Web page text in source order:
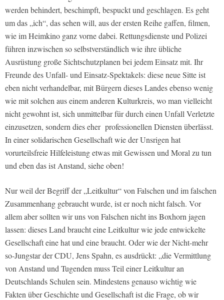
werden behindert, beschimpft, bespuckt und geschlagen. Es geht
um das „ich“, das sehen will, aus der ersten Reihe gaffen, filmen,
wie im Heimkino ganz vorne dabei. Rettungsdienste und Polizei
führen inzwischen so selbstverständlich wie ihre übliche
Ausrüstung große Sichtschutzplanen bei jedem Einsatz mit. Ihr
Freunde des Unfall- und Einsatz-Spektakels: diese neue Sitte ist
eben nicht verhandelbar, mit Bürgern dieses Landes ebenso wenig
wie mit solchen aus einem anderen Kulturkreis, wo man vielleicht
nicht gewohnt ist, sich unmittelbar für durch einen Unfall Verletzte
einzusetzen, sondern dies eher professionellen Diensten überlässt.
In einer solidarischen Gesellschaft wie der Unsrigen hat
vorurteilsfreie Hilfeleistung etwas mit Gewissen und Moral zu tun
und eben das ist Anstand, siehe oben!
Nur weil der Begriff der „Leitkultur“ von Falschen und im falschen
Zusammenhang gebraucht wurde, ist er noch nicht falsch. Vor
allem aber sollten wir uns von Falschen nicht ins Boxhorn jagen
lassen: dieses Land braucht eine Leitkultur wie jede entwickelte
Gesellschaft eine hat und eine braucht. Oder wie der Nicht-mehr
so-Jungstar der CDU, Jens Spahn, es ausdrückt: „die Vermittlung
von Anstand und Tugenden muss Teil einer Leitkultur an
Deutschlands Schulen sein. Mindestens genauso wichtig wie
Fakten über Geschichte und Gesellschaft ist die Frage, ob wir